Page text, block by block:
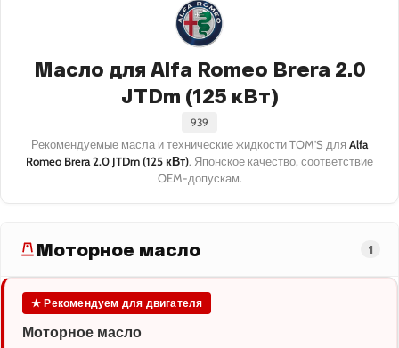
Масло для Alfa Romeo Brera 2.0
JTDm (125 кВт)
939
Рекомендуемые масла и технические жидкости TOM'S для Alfa
Romeo Brera 2.0 JTDm (125 кВт). Японское качество, соответствие
OEM-допускам.
Моторное масло 1
★ Рекомендуем для двигателя
Моторное масло